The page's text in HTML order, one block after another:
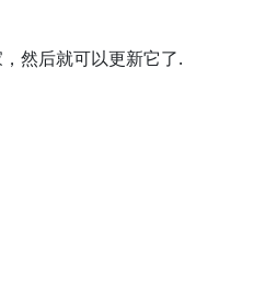
然后就可以更新它了.